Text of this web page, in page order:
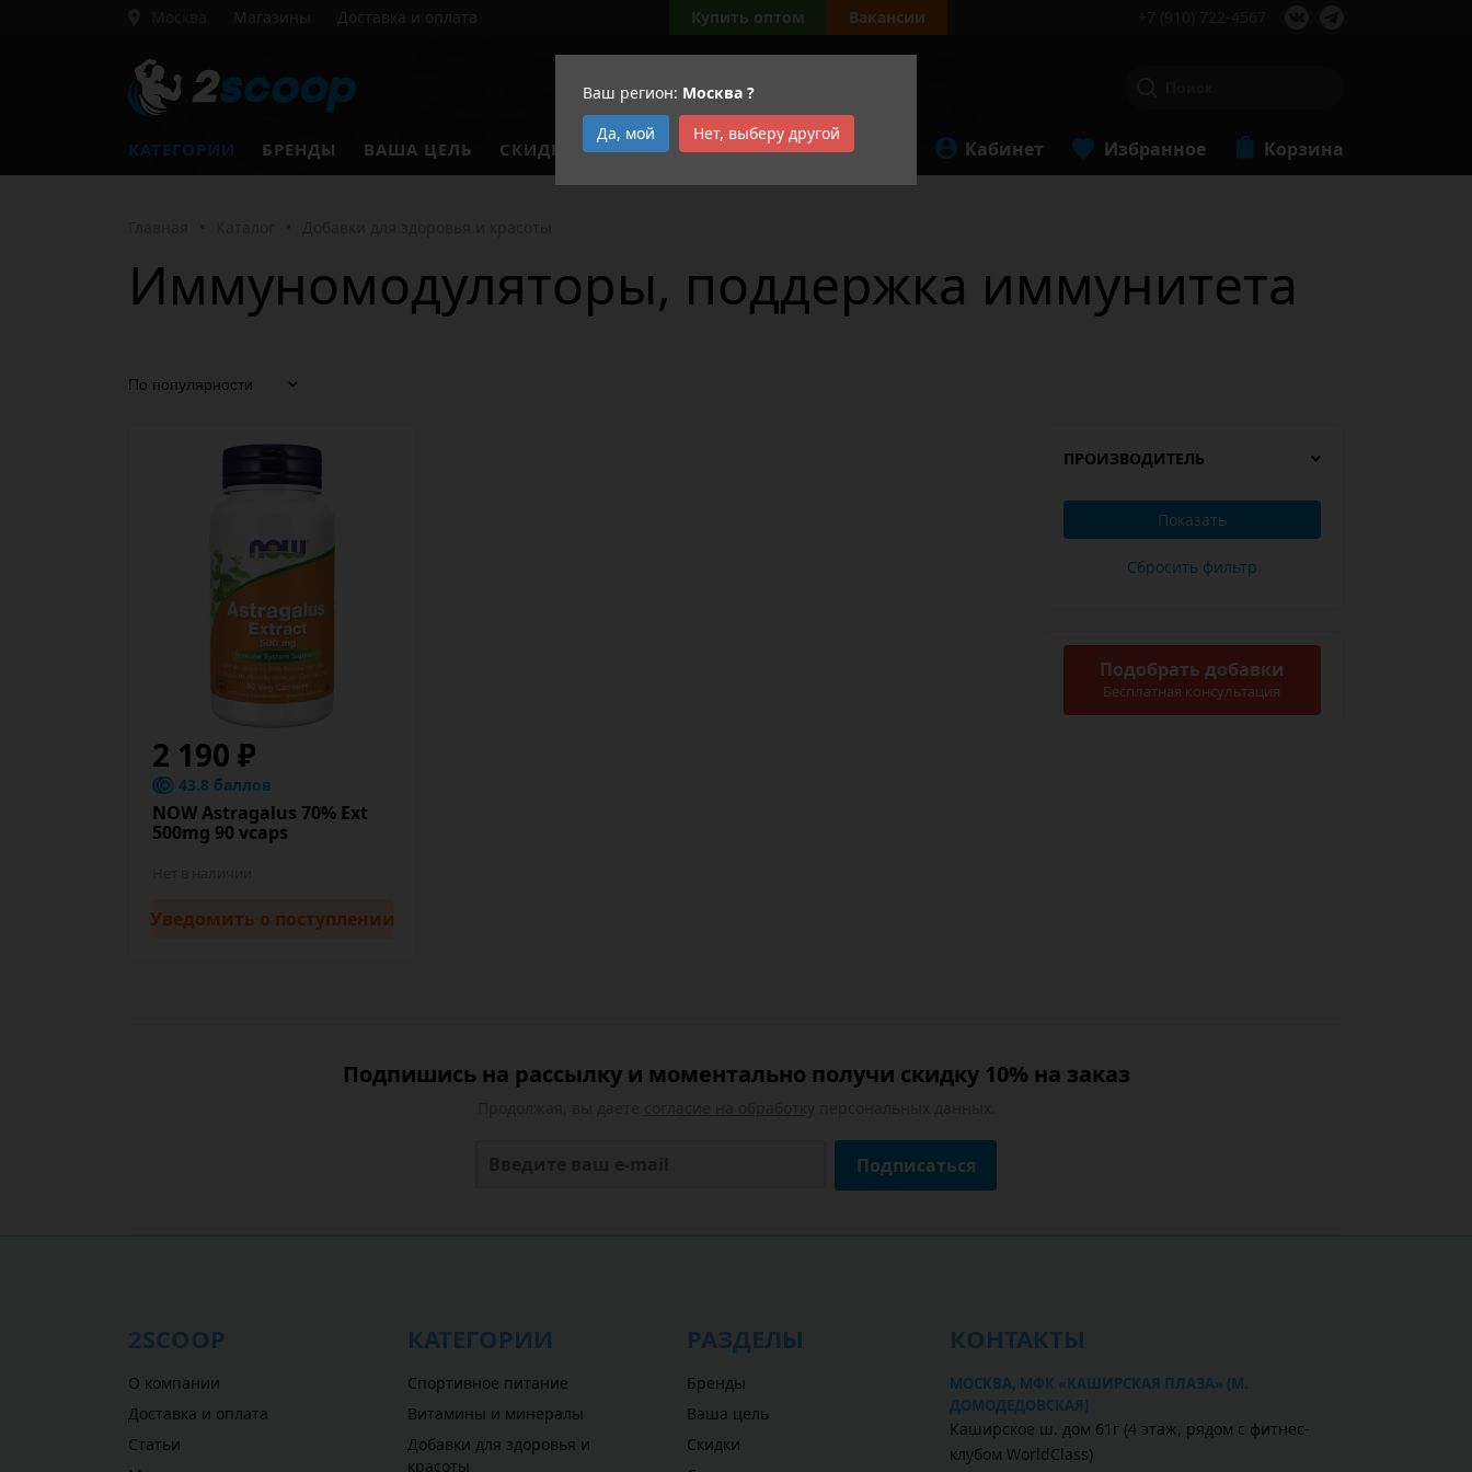
Ваш регион: Москва ?
Да, мой
Нет, выберу другой
Магазины Доставка и оплата Купить оптом Вакансии
КАТЕГОРИИ БРЕНДЫ ВАША ЦЕЛЬ СКИДКИ АКЦИИ Кабинет Избранное Корзина
Иммуномодуляторы, поддержка иммунитета
ПРОИЗВОДИТЕЛЬ
Подобрать добавки
Бесплатная консультация
2 190 ₽
43.8 баллов
NOW Astragalus 70% Ext
500mg 90 vcaps
Уведомить о поступлении
Подпишись на рассылку и моментально получи скидку 10% на заказ
Подписаться
2SCOOP
О компании
Доставка и оплата
Статьи
КАТЕГОРИИ
Спортивное питание
Витамины и минералы
Добавки для здоровья и
красоты
РАЗДЕЛЫ
Бренды
Ваша цель
Скидки
КОНТАКТЫ
МОСКВА, МФК «КАШИРСКАЯ ПЛАЗА» (М.
ДОМОДЕДОВСКАЯ)
Каширское ш. дом 61г (4 этаж, рядом с фитнес-
клубом WorldClass)